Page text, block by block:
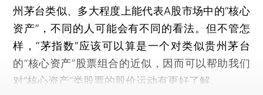
州茅台类似、多大程度上能代表A股市场中的“核心
资产”，不同的人可能会有不同的看法。但不管怎
样，“茅指数”应该可以算是一个对类似贵州茅台
的“核心资产”股票组合的近似，因而可以帮助我们
对“核心资产”类股票的股价运动有更好了解。